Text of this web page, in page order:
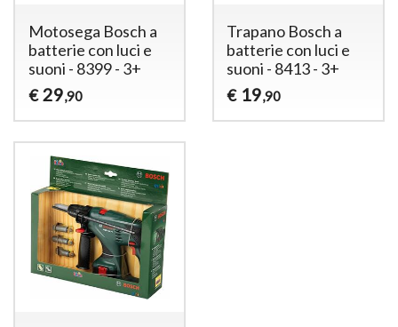
Motosega Bosch a
batterie con luci e
suoni - 8399 - 3+
€ 29,90
Trapano Bosch a
batterie con luci e
suoni - 8413 - 3+
€ 19,90